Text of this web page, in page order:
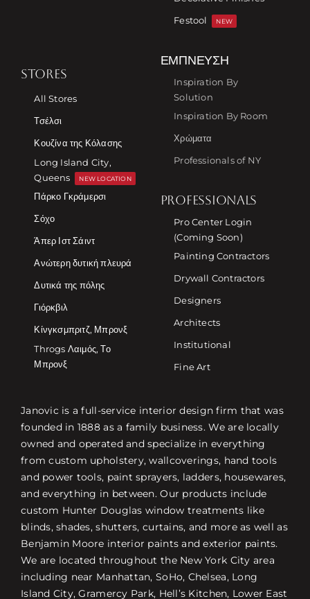
Festool
NEW
STORES
All Stores
Τσέλσι
Κουζίνα της Κόλασης
Long Island City,
Queens
NEW LOCATION
Πάρκο Γκράμερσι
Σόχο
Άπερ Ιστ Σάιντ
Ανώτερη δυτική πλευρά
Δυτικά της πόλης
Γιόρκβιλ
Κίνγκσμπριτζ, Μπρονξ
Throgs Λαιμός, Το
Μπρονξ
ΈΜΠΝΕΥΣΗ
Inspiration By
Solution
Inspiration By Room
Χρώματα
Professionals of NY
PROFESSIONALS
Pro Center Login
(Coming Soon)
Painting Contractors
Drywall Contractors
Designers
Architects
Institutional
Fine Art
Janovic is a full-service interior design firm that was
founded in 1888 as a family business. We are locally
owned and operated and specialize in everything
from custom upholstery, wallcoverings, hand tools
and power tools, paint sprayers, ladders, housewares,
and everything in between. Our products include
custom Hunter Douglas window treatments like
blinds, shades, shutters, curtains, and more as well as
Benjamin Moore interior paints and exterior paints.
We are located throughout the New York City area
including near Manhattan, SoHo, Chelsea, Long
Island City, Gramercy Park, Hell’s Kitchen, Lower East